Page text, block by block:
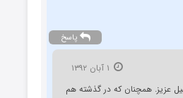
پاسخ
عزيز. همچنان كه در گذشته هم